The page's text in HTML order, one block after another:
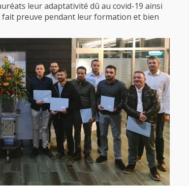
leur adaptativité dû au covid-19 ainsi
preuve pendant leur formation et bien